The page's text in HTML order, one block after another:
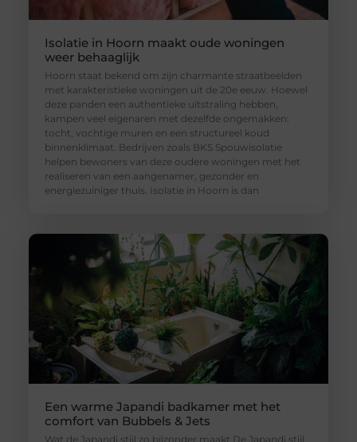
Isolatie in Hoorn maakt oude woningen
weer behaaglijk
Hoorn staat bekend om zijn charmante straatbeelden
met karakteristieke woningen uit de 20e eeuw. Hoewel
deze panden een authentieke uitstraling hebben,
kampen veel eigenaren met dezelfde ongemakken:
tocht, vochtige muren en een structureel koud
binnenklimaat. Bedrijven zoals BKS Spouwisolatie
helpen bewoners van deze oudere woningen met het
realiseren van een aangenamer, gezonder en
energiezuiniger thuis. Isolatie in Hoorn is dan
Een warme Japandi badkamer met het
comfort van Bubbels & Jets
Wat de Japandi stijl zo bijzonder maakt De Japandi stijl